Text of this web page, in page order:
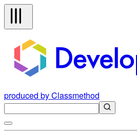
produced by Classmethod